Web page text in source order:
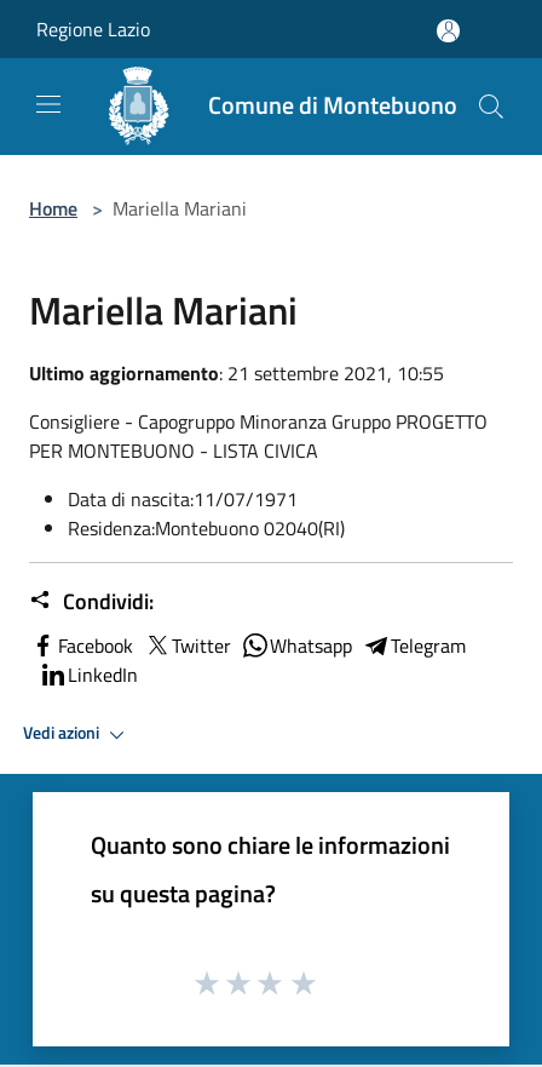
Regione Lazio
Comune di Montebuono
Home > Mariella Mariani
Mariella Mariani
Ultimo aggiornamento: 21 settembre 2021, 10:55
Consigliere - Capogruppo Minoranza Gruppo PROGETTO
PER MONTEBUONO - LISTA CIVICA
Data di nascita:11/07/1971
Residenza:Montebuono 02040(RI)
Condividi:
Facebook Twitter Whatsapp
Telegram
LinkedIn
Vedi azioni
Quanto sono chiare le informazioni
su questa pagina?